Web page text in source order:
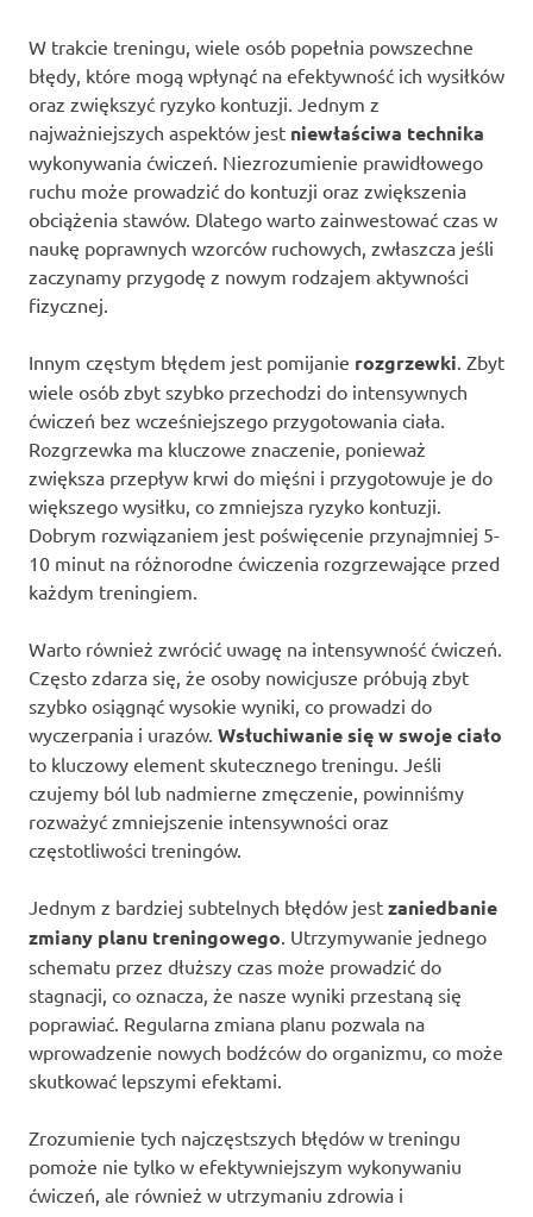
W trakcie treningu, wiele osób popełnia powszechne
błędy, które mogą wpłynąć na efektywność ich wysiłków
oraz zwiększyć ryzyko kontuzji. Jednym z
najważniejszych aspektów jest niewłaściwa technika
wykonywania ćwiczeń. Niezrozumienie prawidłowego
ruchu może prowadzić do kontuzji oraz zwiększenia
obciążenia stawów. Dlatego warto zainwestować czas w
naukę poprawnych wzorców ruchowych, zwłaszcza jeśli
zaczynamy przygodę z nowym rodzajem aktywności
fizycznej.
Innym częstym błędem jest pomijanie rozgrzewki . Zbyt
wiele osób zbyt szybko przechodzi do intensywnych
ćwiczeń bez wcześniejszego przygotowania ciała.
Rozgrzewka ma kluczowe znaczenie, ponieważ
zwiększa przepływ krwi do mięśni i przygotowuje je do
większego wysiłku, co zmniejsza ryzyko kontuzji.
Dobrym rozwiązaniem jest poświęcenie przynajmniej 5-
10 minut na różnorodne ćwiczenia rozgrzewające przed
każdym treningiem.
Warto również zwrócić uwagę na intensywność ćwiczeń.
Często zdarza się, że osoby nowicjusze próbują zbyt
szybko osiągnąć wysokie wyniki, co prowadzi do
wyczerpania i urazów. Wsłuchiwanie się w swoje ciało
to kluczowy element skutecznego treningu. Jeśli
czujemy ból lub nadmierne zmęczenie, powinniśmy
rozważyć zmniejszenie intensywności oraz
częstotliwości treningów.
Jednym z bardziej subtelnych błędów jest zaniedbanie
zmiany planu treningowego . Utrzymywanie jednego
schematu przez dłuższy czas może prowadzić do
stagnacji, co oznacza, że nasze wyniki przestaną się
poprawiać. Regularna zmiana planu pozwala na
wprowadzenie nowych bodźców do organizmu, co może
skutkować lepszymi efektami.
Zrozumienie tych najczęstszych błędów w treningu
pomoże nie tylko w efektywniejszym wykonywaniu
ćwiczeń, ale również w utrzymaniu zdrowia i